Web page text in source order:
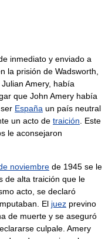
inmediato y enviado a
la prisión de Wadsworth,
Julian Amery, había
que John Amery había
España un país neutral
un acto de traición . Este
le aconsejaron
noviembre de 1945 se le
de alta traición que le
acto, se declaró
El juez previno
de muerte y se aseguró
culpale. Amery